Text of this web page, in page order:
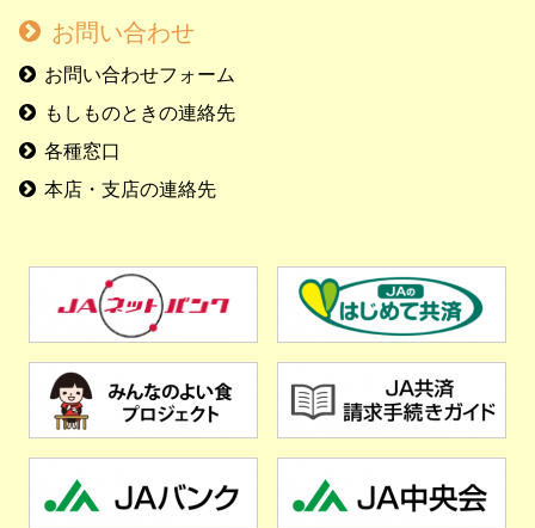
お問い合わせ
お問い合わせフォーム
もしものときの連絡先
各種窓口
本店・支店の連絡先